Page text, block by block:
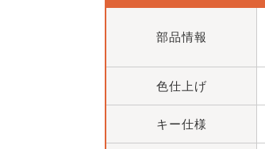
部品情報
色仕上げ
キー仕様